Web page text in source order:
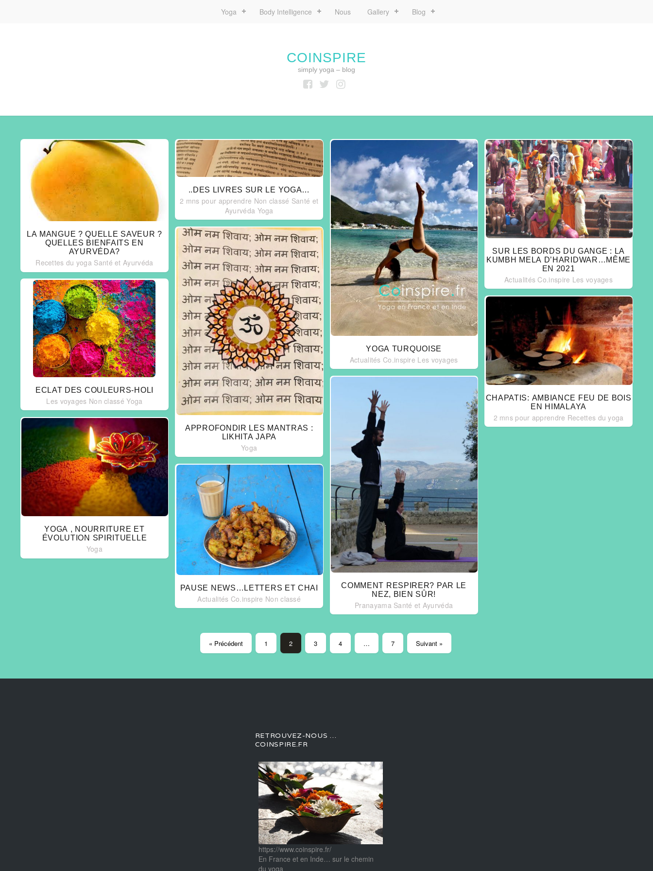
Yoga Body Intelligence Nous Gallery Blog
COINSPIRE
simply yoga – blog
LA MANGUE ? QUELLE SAVEUR ?
QUELLES BIENFAITS EN
AYURVÉDA?
Recettes du yoga Santé et Ayurvéda
ECLAT DES COULEURS-HOLI
Les voyages Non classé Yoga
YOGA , NOURRITURE ET
ÉVOLUTION SPIRITUELLE
Yoga
..DES LIVRES SUR LE YOGA…
2 mns pour apprendre Non classé Santé et
Ayurvéda Yoga
APPROFONDIR LES MANTRAS :
LIKHITA JAPA
Yoga
PAUSE NEWS…LETTERS ET CHAI
Actualités Co.inspire Non classé
YOGA TURQUOISE
Actualités Co.inspire Les voyages
COMMENT RESPIRER? PAR LE
NEZ, BIEN SÛR!
Pranayama Santé et Ayurvéda
SUR LES BORDS DU GANGE : LA
KUMBH MELA D’HARIDWAR…MÊME
EN 2021
Actualités Co.inspire Les voyages
CHAPATIS: AMBIANCE FEU DE BOIS
EN HIMALAYA
2 mns pour apprendre Recettes du yoga
« Précédent 1 2 3 4 … 7 Suivant »
RETROUVEZ-NOUS …
COINSPIRE.FR
https://www.coinspire.fr/
En France et en Inde… sur le chemin
du yoga